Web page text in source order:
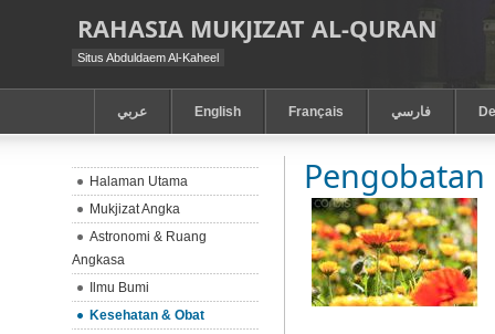
RAHASIA MUKJIZAT AL-QURAN
Situs Abduldaem Al-Kaheel
عربي English Français فارسي
Halaman Utama
Mukjizat Angka
Astronomi & Ruang
Angkasa
Ilmu Bumi
Kesehatan & Obat